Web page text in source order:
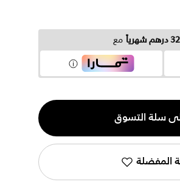
شهرياً مع
سلة التسوق
المفضلة